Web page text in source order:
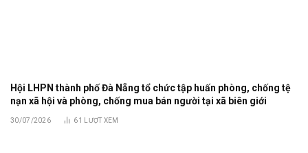
Hội LHPN thành phố Đà Nẵng tổ chức tập huấn phòng, chống tệ
nạn xã hội và phòng, chống mua bán người tại xã biên giới
30/07/2026 61 LƯỢT XEM